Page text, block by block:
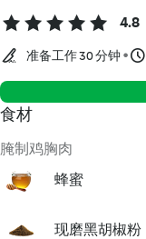
4.8
准备工作 30 分钟
食材
腌制鸡胸肉
蜂蜜
现磨黑胡椒粉